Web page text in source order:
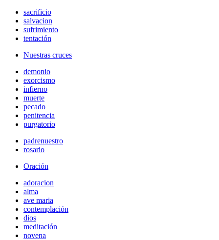
sacrificio
salvacion
sufrimiento
tentación
Nuestras cruces
demonio
exorcismo
infierno
muerte
pecado
penitencia
purgatorio
padrenuestro
rosario
Oración
adoracion
alma
ave maria
contemplación
dios
meditación
novena